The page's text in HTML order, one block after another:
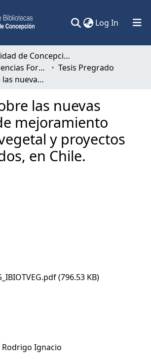
Log In (current)
Universidad de Concepción
Facultad de Ciencias Forestales
Tesis Pregrado
Análisis sobre las nuevas técnicas de mejoramiento genético vegetal y proyectos relacionados, en Chile.
las nuevas
mejoramiento
y proyectos
en Chile.
(796.53 KB)
Rodrigo Ignacio